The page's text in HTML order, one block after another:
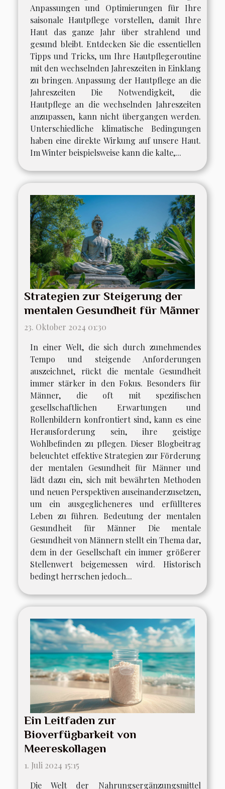
Anpassungen und Optimierungen für Ihre
saisonale Hautpflege vorstellen, damit Ihre
Haut das ganze Jahr über strahlend und
gesund bleibt. Entdecken Sie die essentiellen
Tipps und Tricks, um Ihre Hautpflegeroutine
mit den wechselnden Jahreszeiten in Einklang
zu bringen. Anpassung der Hautpflege an die
Jahreszeiten Die Notwendigkeit, die
Hautpflege an die wechselnden Jahreszeiten
anzupassen, kann nicht übergangen werden.
Unterschiedliche klimatische Bedingungen
haben eine direkte Wirkung auf unsere Haut.
Im Winter beispielsweise kann die kalte,...
Strategien zur Steigerung der
mentalen Gesundheit für Männer
23. Oktober 2024 01:30
In einer Welt, die sich durch zunehmendes
Tempo und steigende Anforderungen
auszeichnet, rückt die mentale Gesundheit
immer stärker in den Fokus. Besonders für
Männer, die oft mit spezifischen
gesellschaftlichen Erwartungen und
Rollenbildern konfrontiert sind, kann es eine
Herausforderung sein, ihre geistige
Wohlbefinden zu pflegen. Dieser Blogbeitrag
beleuchtet effektive Strategien zur Förderung
der mentalen Gesundheit für Männer und
lädt dazu ein, sich mit bewährten Methoden
und neuen Perspektiven auseinanderzusetzen,
um ein ausgeglicheneres und erfüllteres
Leben zu führen. Bedeutung der mentalen
Gesundheit für Männer Die mentale
Gesundheit von Männern stellt ein Thema dar,
dem in der Gesellschaft ein immer größerer
Stellenwert beigemessen wird. Historisch
bedingt herrschen jedoch...
Ein Leitfaden zur
Bioverfügbarkeit von
Meereskollagen
1. Juli 2024 15:15
Die Welt der Nahrungsergänzungsmittel